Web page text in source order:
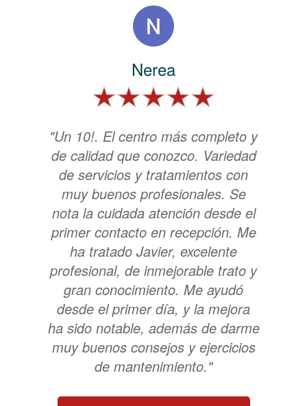
Nerea
"Un 10!. El centro más completo y
de calidad que conozco. Variedad
de servicios y tratamientos con
muy buenos profesionales. Se
nota la cuidada atención desde el
primer contacto en recepción. Me
ha tratado Javier, excelente
profesional, de inmejorable trato y
gran conocimiento. Me ayudó
desde el primer día, y la mejora
ha sido notable, además de darme
muy buenos consejos y ejercicios
de mantenimiento."